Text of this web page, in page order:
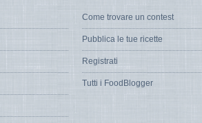
Come trovare un contest
Pubblica le tue ricette
Registrati
Tutti i FoodBlogger